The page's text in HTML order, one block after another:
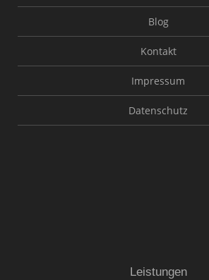
Blog
Kontakt
Impressum
Datenschutz
Leistungen